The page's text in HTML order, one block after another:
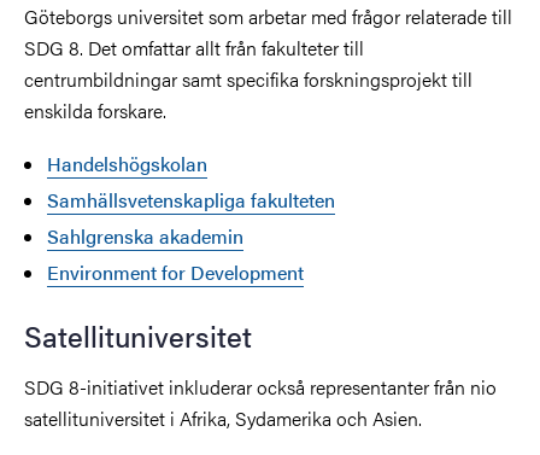
Göteborgs universitet som arbetar med frågor relaterade till
SDG 8. Det omfattar allt från fakulteter till
centrumbildningar samt specifika forskningsprojekt till
enskilda forskare.
Handelshögskolan
Samhällsvetenskapliga fakulteten
Sahlgrenska akademin
Environment for Development
Satellituniversitet
SDG 8-initiativet inkluderar också representanter från nio
satellituniversitet i Afrika, Sydamerika och Asien.